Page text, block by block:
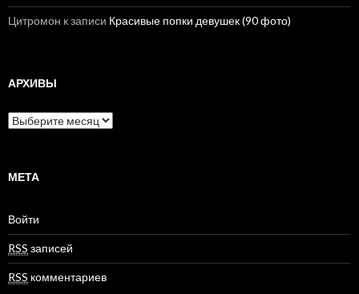
Цитромон к записи Красивые попки девушек (90 фото)
АРХИВЫ
А
р
в
МЕТА
Войти
RSS записей
RSS комментариев